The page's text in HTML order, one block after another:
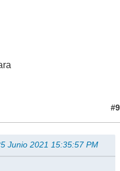
#9
Junio 2021 15:35:57 PM